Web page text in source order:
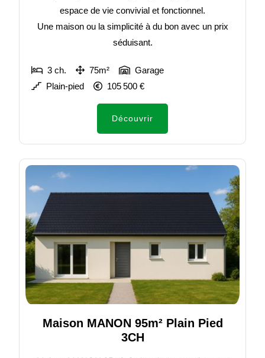
espace de vie convivial et fonctionnel.
Une maison ou la simplicité à du bon avec un prix
séduisant.
3 ch. 75m²
Garage
Plain-pied
105 500 €
Découvrir
Maison MANON 95m² Plain Pied
3CH